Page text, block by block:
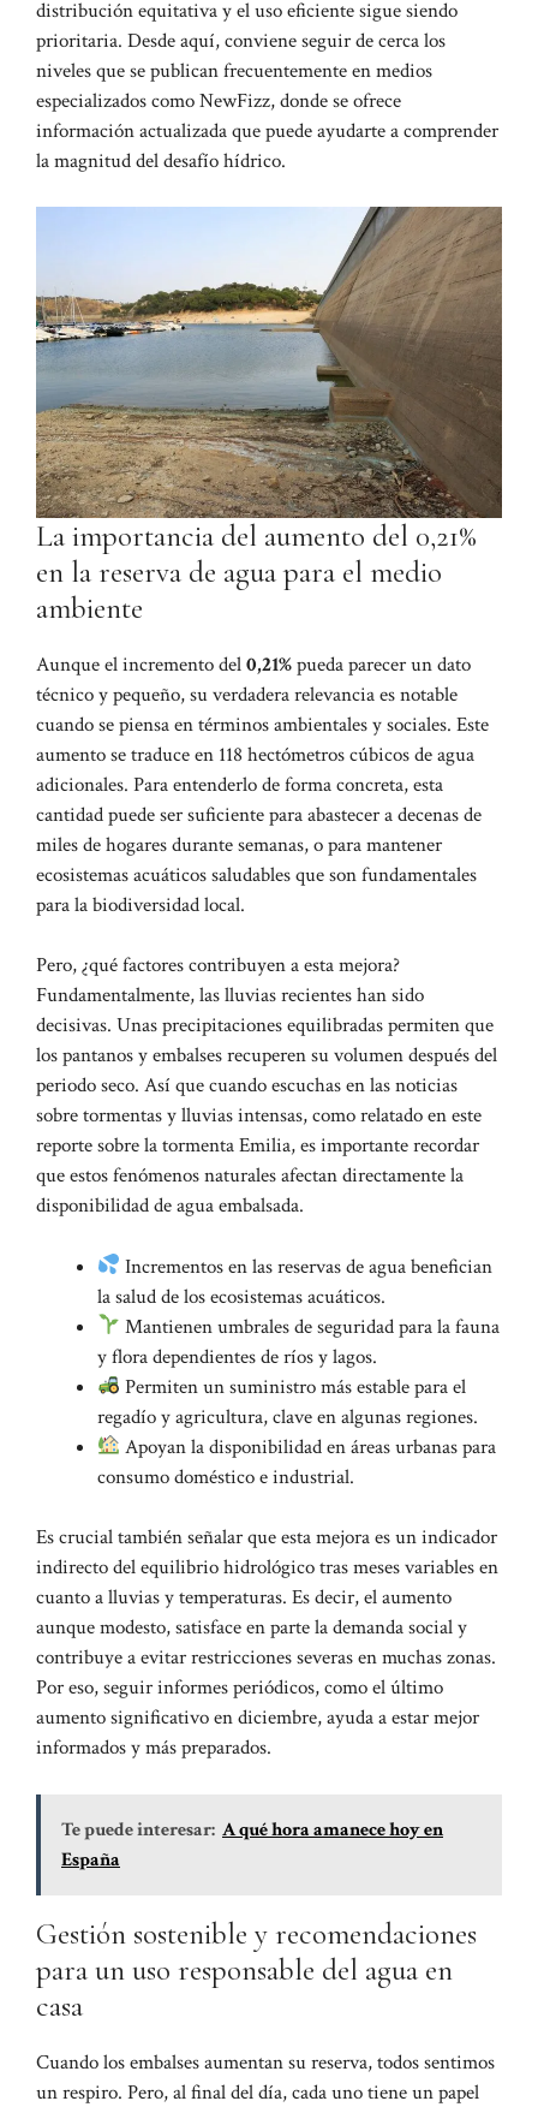
distribución equitativa y el uso eficiente sigue siendo
prioritaria. Desde aquí, conviene seguir de cerca los
niveles que se publican frecuentemente en medios
especializados comoNewFizz, donde se ofrece
información actualizada que puede ayudarte a comprender
la magnitud del desafío hídrico.
La importancia del aumento del 0,21%
en la reserva de agua para el medio
ambiente
Aunque el incremento del0,21%pueda parecer un dato
técnico y pequeño, su verdadera relevancia es notable
cuando se piensa en términos ambientales y sociales. Este
aumento se traduce en 118 hectómetros cúbicos de agua
adicionales. Para entenderlo de forma concreta, esta
cantidad puede ser suficiente para abastecer a decenas de
miles de hogares durante semanas, o para mantener
ecosistemas acuáticos saludables que son fundamentales
para la biodiversidad local.
Pero, ¿qué factores contribuyen a esta mejora?
Fundamentalmente, las lluvias recientes han sido
decisivas. Unas precipitaciones equilibradas permiten que
los pantanos y embalses recuperen su volumen después del
periodo seco. Así que cuando escuchas en las noticias
sobre tormentas y lluvias intensas, como relatado en este
reporte sobre la tormenta Emilia, es importante recordar
que estos fenómenos naturales afectan directamente la
disponibilidad de agua embalsada.
Incrementos en las reservas de agua benefician
la salud de los ecosistemas acuáticos.
Mantienen umbrales de seguridad para la fauna
y flora dependientes de ríos y lagos.
Permiten un suministro más estable para el
regadío y agricultura, clave en algunas regiones.
Apoyan la disponibilidad en áreas urbanas para
consumo doméstico e industrial.
Es crucial también señalar que esta mejora es un indicador
indirecto del equilibrio hidrológico tras meses variables en
cuanto a lluvias y temperaturas. Es decir, el aumento
aunque modesto, satisface en parte la demanda social y
contribuye a evitar restricciones severas en muchas zonas.
Por eso, seguir informes periódicos, como el último
aumento significativo en diciembre, ayuda a estar mejor
informados y más preparados.
Te puede interesar: A qué hora amanece hoy en
España
Gestión sostenible y recomendaciones
para un uso responsable del agua en
casa
Cuando los embalses aumentan su reserva, todos sentimos
un respiro. Pero, al final del día, cada uno tiene un papel